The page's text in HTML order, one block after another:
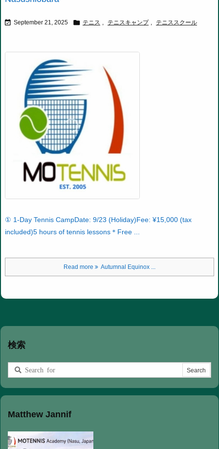
 September 21, 2025  テニス , テニスキャンプ , テニススクール
① 1-Day Tennis CampDate: 9/23 (Holiday)Fee: ¥15,000 (tax
included)5 hours of tennis lessons ＊Free ...
Read more Autumnal Equinox ...
検索
Matthew Jannif